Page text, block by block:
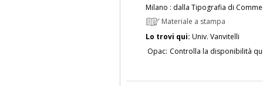
Milano : dalla Tipografia di
Materiale a stampa
Lo trovi qui: Univ. Vanvitelli
Opac: Controlla la disponibilità